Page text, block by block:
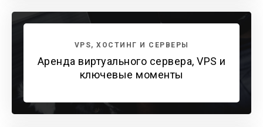
VPS, ХОСТИНГ И СЕРВЕРЫ
Аренда виртуального сервера, VPS и
ключевые моменты